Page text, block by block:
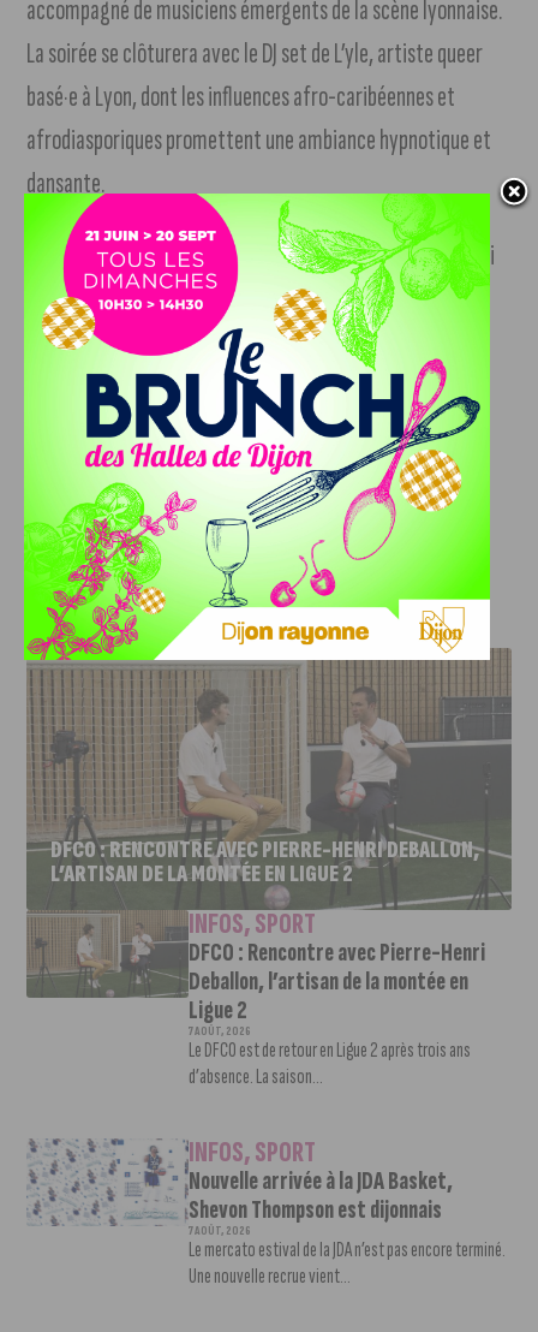
accompagné de musiciens émergents de la scène lyonnaise.
La soirée se clôturera avec le DJ set de L’yle, artiste queer
basé·e à Lyon, dont les influences afro-caribéennes et
afrodiasporiques promettent une ambiance hypnotique et
dansante.
Un espace de restauration assuré par La Maison Phare ainsi
qu’un bar proposant les bières de 90 BPM et des boissons
sans alcool viendront compléter l’événement.
Gratuite et ouverte à tous, cette 9e Nuit des Étudiant·e·s
s’inscrit comme un rendez-vous culturel fédérateur,
affirmant la volonté du Collectif Équinoxe de rendre l’art
contemporain accessible, vivant et partagé.
J'AIME LE DFCO
DFCO : RENCONTRE AVEC PIERRE-HENRI DEBALLON,
L’ARTISAN DE LA MONTÉE EN LIGUE 2
INFOS,SPORT
DFCO : Rencontre avec Pierre-Henri
Deballon, l’artisan de la montée en
Ligue 2
7 AOÛT, 2026
Le DFCO est de retour en Ligue 2 après trois ans
d’absence. La saison...
INFOS,SPORT
Nouvelle arrivée à la JDA Basket,
Shevon Thompson est dijonnais
7 AOÛT, 2026
Le mercato estival de la JDA n’est pas encore terminé.
Une nouvelle recrue vient...